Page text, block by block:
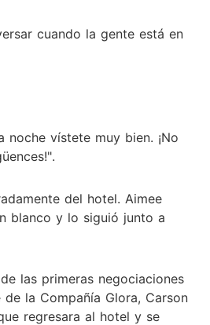
cuando la gente está en
noche vístete muy bien. ¡No
del hotel. Aimee
blanco y lo siguió junto a
las primeras negociaciones
la Compañía Glora, Carson
regresara al hotel y se